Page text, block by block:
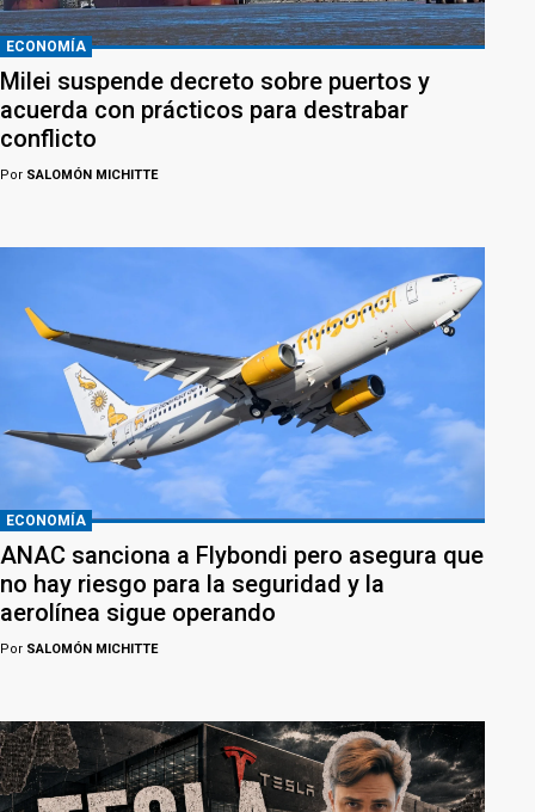
ECONOMÍA
Milei suspende decreto sobre puertos y
acuerda con prácticos para destrabar
conflicto
Por SALOMÓN MICHITTE
ECONOMÍA
ANAC sanciona a Flybondi pero asegura que
no hay riesgo para la seguridad y la
aerolínea sigue operando
Por SALOMÓN MICHITTE